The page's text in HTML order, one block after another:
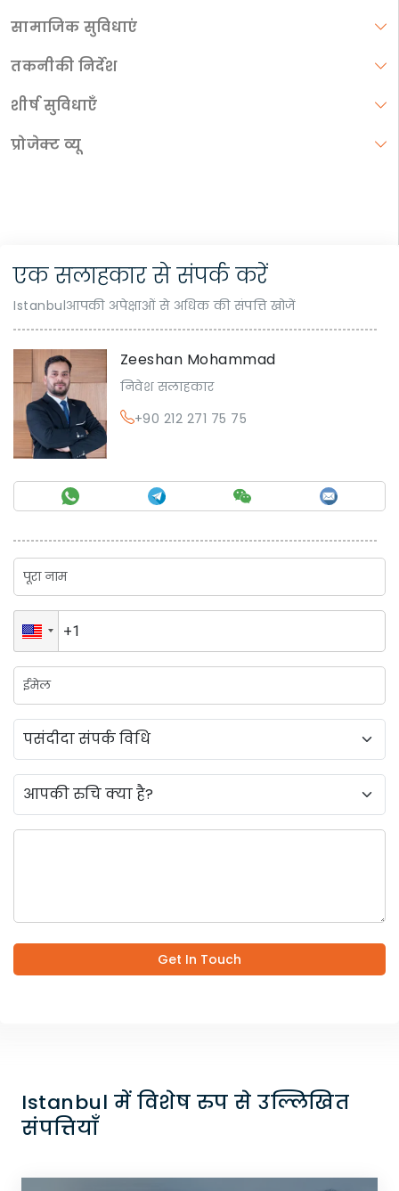
सामाजिक सुविधाएं
तकनीकी निर्देश
शीर्ष सुविधाएँ
प्रोजेक्ट व्यू
एक सलाहकार से संपर्क करें
Istanbulआपकी अपेक्षाओं से अधिक की संपत्ति खोजें
Zeeshan Mohammad
निवेश सलाहकार
+90 212 271 75 75
Get In Touch
Istanbul में विशेष रुप से उल्लिखित
संपत्तियाँ